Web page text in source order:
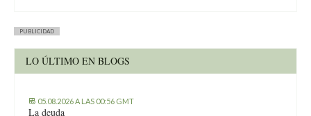
PUBLICIDAD
LO ÚLTIMO EN BLOGS
05.08.2026 A LAS 00:56 GMT
La deuda